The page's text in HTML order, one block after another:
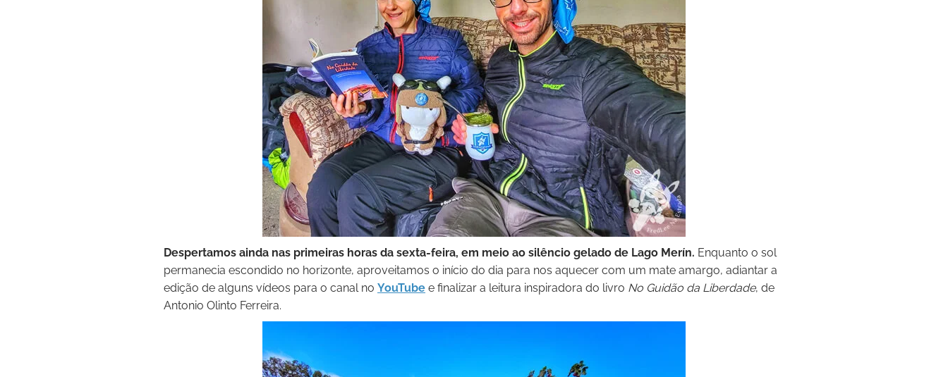
Despertamos ainda nas primeiras horas da sexta-feira, em meio ao silêncio gelado de Lago Merín. Enquanto o sol
permanecia escondido no horizonte, aproveitamos o início do dia para nos aquecer com um mate amargo, adiantar a
edição de alguns vídeos para o canal no YouTube e finalizar a leitura inspiradora do livro No Guidão da Liberdade, de
Antonio Olinto Ferreira.